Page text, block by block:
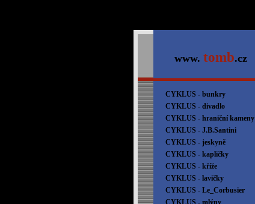
www. tomb.cz
CYKLUS - bunkry
CYKLUS - divadlo
CYKLUS - hraniční kameny
CYKLUS - J.B.Santini
CYKLUS - jeskyně
CYKLUS - kapličky
CYKLUS - kříže
CYKLUS - lavičky
CYKLUS - Le_Corbusier
CYKLUS - mlýny